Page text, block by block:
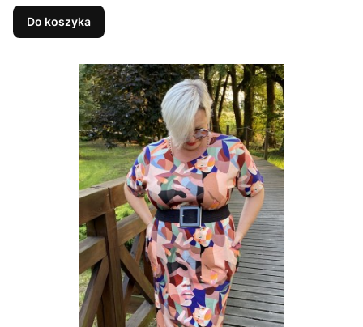
Do koszyka